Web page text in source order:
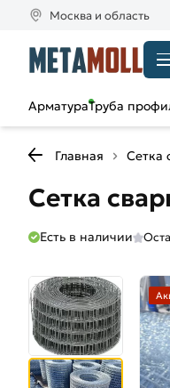
Москва и область
АрматураТруба
Главная Сетка
Сетка
Есть в наличии